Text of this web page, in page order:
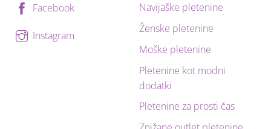
Facebook
Instagram
Navijaške pletenine
Ženske pletenine
Moške pletenine
Pletenine kot modni
dodatki
Pletenine za prosti čas